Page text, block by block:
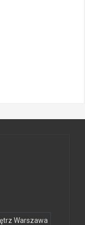
Warszawa